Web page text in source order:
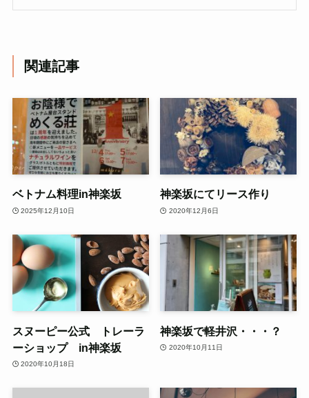
関連記事
ベトナム料理in神楽坂
2025年12月10日
神楽坂にてリース作り
2020年12月6日
スヌーピー公式 トレーラ
ーショップ in神楽坂
2020年10月18日
神楽坂で軽井沢・・・？
2020年10月11日